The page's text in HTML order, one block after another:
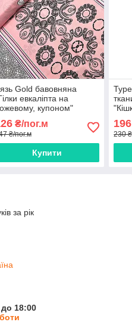
Gold бавовняна
евкаліпта на
купоном"
₴/пог.м
₴/пог.м
Купити
196
230
за рік
18:00